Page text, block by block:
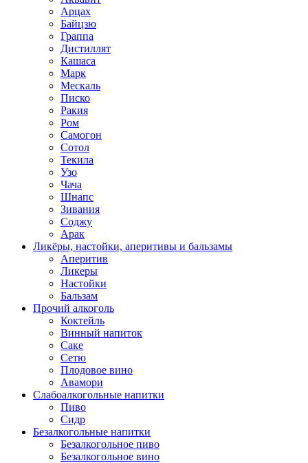
Арцах
Байцзю
Граппа
Дистиллят
Кашаса
Марк
Мескаль
Писко
Ракия
Ром
Самогон
Сотол
Текила
Узо
Чача
Шнапс
Зивания
Соджу
Арак
Ликёры, настойки, аперитивы и бальзамы
Аперитив
Ликеры
Настойки
Бальзам
Прочий алкоголь
Коктейль
Винный напиток
Саке
Сетю
Плодовое вино
Авамори
Слабоалкогольные напитки
Пиво
Сидр
Безалкогольные напитки
Безалкогольное пиво
Безалкогольное вино